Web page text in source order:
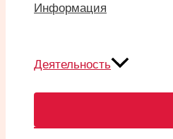
Информация
Деятельность